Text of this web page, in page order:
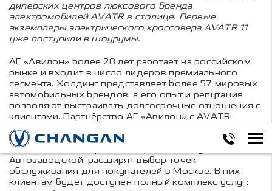
дилерских центров люксового бренда
электромобилей AVATR в столице. Первые
экземпляры электрического кроссовера AVATR 11
уже поступили в шоурумы.
АГ «Авилон» более 28 лет работает на российском
рынке и входит в число лидеров премиального
сегмента. Холдинг представляет более 57 мировых
автомобильных брендов, а его опыт и репутация
позволяют выстраивать долгосрочные отношения с
клиентами. Партнёрство АГ «Авилон» с AVATR
усиливает позиции компании в сегменте
электромобилей, а новые открывающиеся центры в
Москве на Волгоградском проспекте и улице
Автозаводской, расширят выбор точек
обслуживания для покупателей в Москве. В них
клиентам будет доступен полный комплекс услуг: